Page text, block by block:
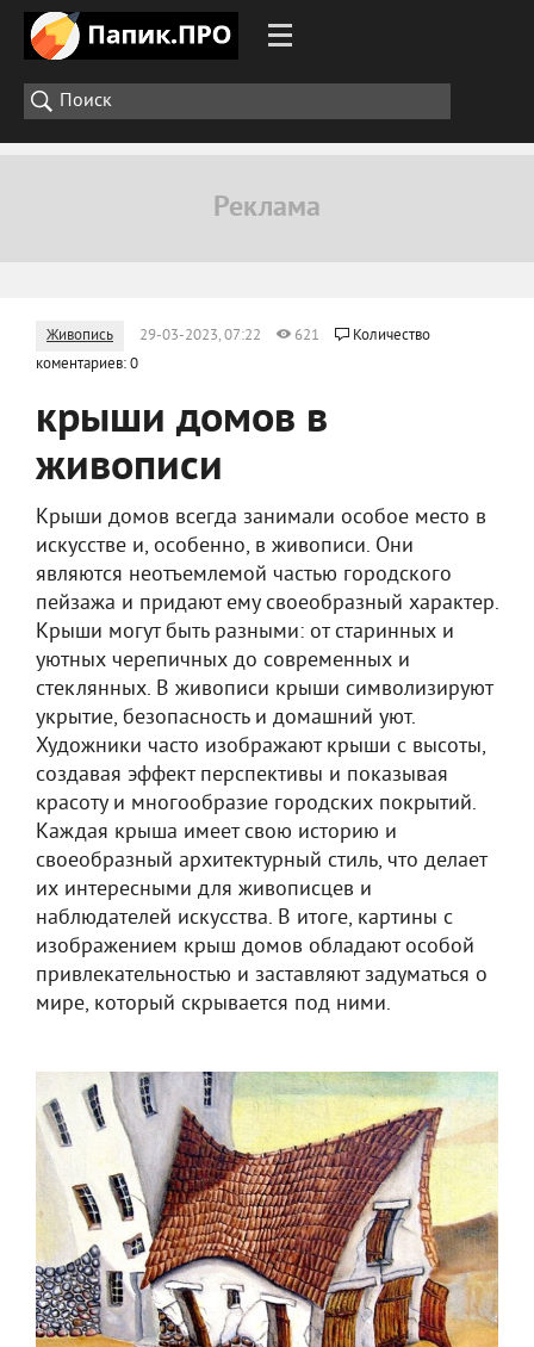
Живопись 29-03-2023, 07:22 621
Количество
коментариев: 0
крыши домов в
живописи
Крыши домов всегда занимали особое место в
искусстве и, особенно, в живописи. Они
являются неотъемлемой частью городского
пейзажа и придают ему своеобразный характер.
Крыши могут быть разными: от старинных и
уютных черепичных до современных и
стеклянных. В живописи крыши символизируют
укрытие, безопасность и домашний уют.
Художники часто изображают крыши с высоты,
создавая эффект перспективы и показывая
красоту и многообразие городских покрытий.
Каждая крыша имеет свою историю и
своеобразный архитектурный стиль, что делает
их интересными для живописцев и
наблюдателей искусства. В итоге, картины с
изображением крыш домов обладают особой
привлекательностью и заставляют задуматься о
мире, который скрывается под ними.